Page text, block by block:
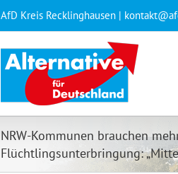
AfD Kreis Recklinghausen |
NRW-Kommunen brauchen
Flüchtlingsunterbringung: